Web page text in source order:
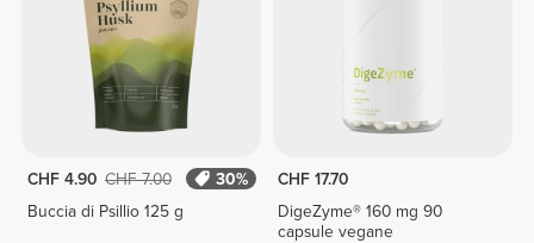
CHF 4.90 CHF 7.00
30%
Buccia di Psillio 125 g
CHF 17.70
DigeZyme® 160 mg 90
capsule vegane